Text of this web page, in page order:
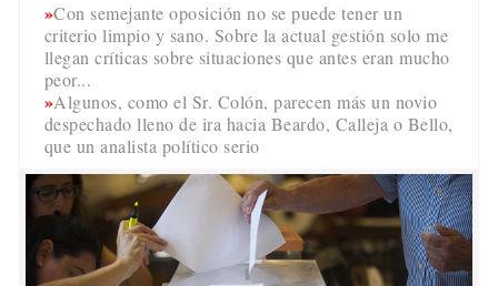
Con semejante oposición no se puede tener un
criterio limpio y sano. Sobre la actual gestión solo me
llegan críticas sobre situaciones que antes eran mucho
peor...
Algunos, como el Sr. Colón, parecen más un novio
despechado lleno de ira hacia Beardo, Calleja o Bello,
que un analista político serio